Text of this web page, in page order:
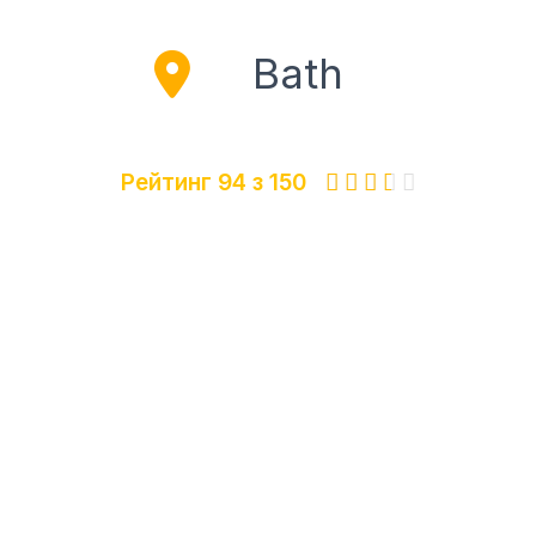
Bath
Рейтинг 94 з 150     